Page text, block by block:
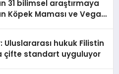
31 bilimsel araştırmaya
Köpek Maması ve Vegan
Uluslararası hukuk Filistin
çifte standart uyguluyor